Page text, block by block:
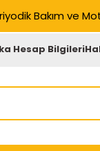
Bakım ve
Hesap Bilgileri